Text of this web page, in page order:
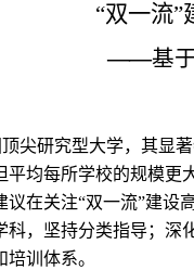
“双一流
——基
尖研究型大学，其显
均每所学校的规模
在关注“双一流”建
科，坚持分类指导；
训体系。